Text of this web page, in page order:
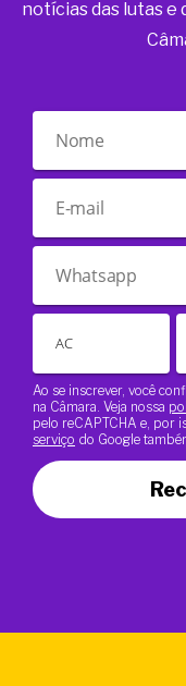
notícias das lutas e
Ao se inscrever, você
na Câmara. Veja nossa
pelo reCAPTCHA e, por
serviço do Google